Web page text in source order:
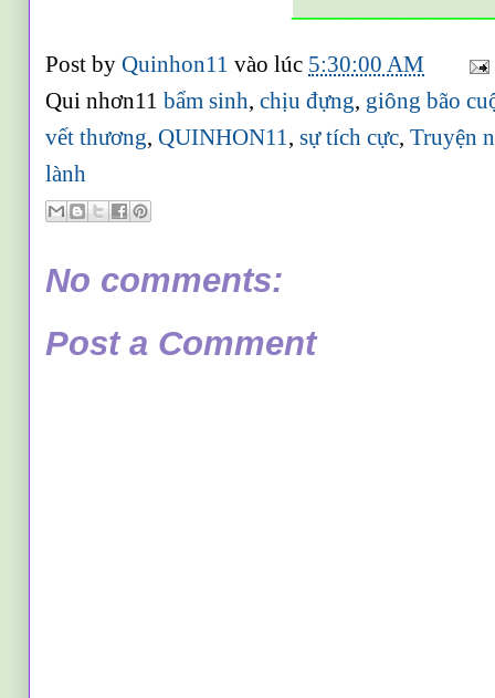
Post byQuinhon11vào lúc 5:30:00 AM
Qui nhơn11bẩm sinh,chịu đựng, giông bão
vết thương,QUINHON11,sự tích cực,Truyện
lành
No comments:
Post a Comment